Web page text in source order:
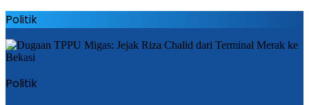
Politik
Politik